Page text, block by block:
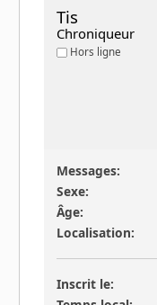
Tis
Chroniqueur
Hors ligne
Messages:
Sexe:
Âge:
Localisation:
Inscrit le: